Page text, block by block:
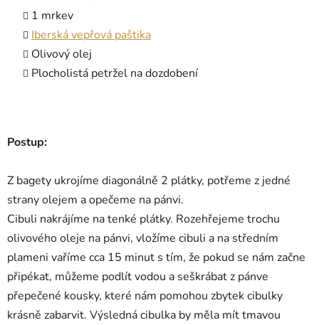
1 mrkev
Iberská vepřová paštika
Olivový olej
Plocholistá petržel na dozdobení
Postup:
Z bagety ukrojíme diagonálně 2 plátky, potřeme z jedné
strany olejem a opečeme na pánvi.
Cibuli nakrájíme na tenké plátky. Rozehřejeme trochu
olivového oleje na pánvi, vložíme cibuli a na středním
plameni vaříme cca 15 minut s tím, že pokud se nám začne
připékat, můžeme podlít vodou a seškrábat z pánve
přepečené kousky, které nám pomohou zbytek cibulky
krásně zabarvit. Výsledná cibulka by měla mít tmavou